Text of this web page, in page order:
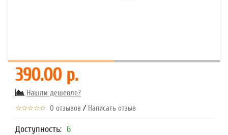
390.00 р.
Нашли дешевле?
0 отзывов / Написать отзыв
Доступность: 6